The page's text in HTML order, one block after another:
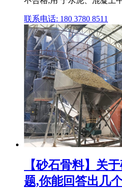
联系电话: 180 3780 8511
【砂石骨料】关
题,你能回答出几